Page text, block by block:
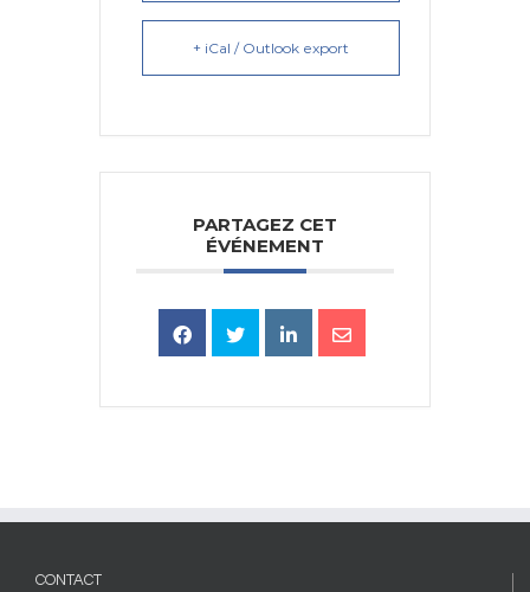
+ iCal / Outlook export
PARTAGEZ CET
ÉVÉNEMENT
CONTACT